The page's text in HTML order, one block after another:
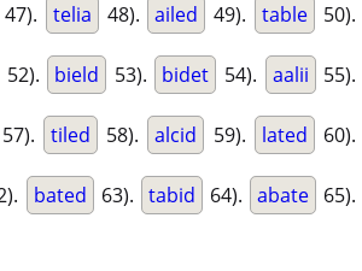
47). telia 48). ailed 49). table 50).
52). bield 53). bidet 54). aalii 55).
57). tiled 58). alcid 59). lated 60).
bated 63). tabid 64). abate 65).